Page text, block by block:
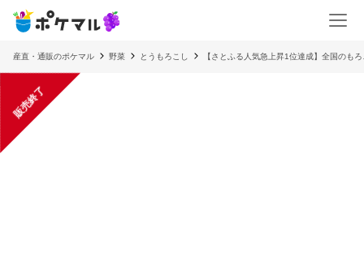
産直・通販のポケマル 野菜 とうもろこし 【さとふる人気急上昇1位達成】全国のも
販売終了